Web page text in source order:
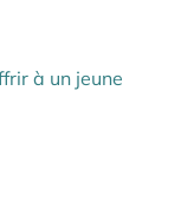
à un jeune